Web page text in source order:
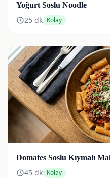
Yoğurt Soslu Noodle
25 dk Kolay
Domates Soslu Kıymalı
45 dk Kolay